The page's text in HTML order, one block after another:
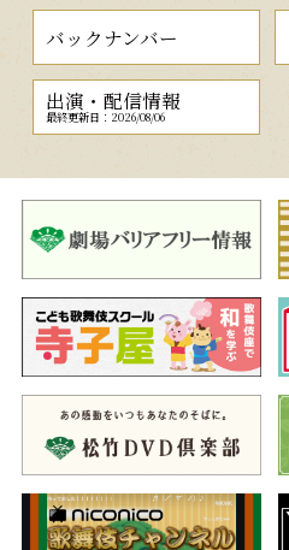
バックナンバー
出演・配信情報
最終更新日：2026/08/06